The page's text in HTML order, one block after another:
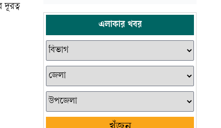
দূরত্ব
এলাকার খবর